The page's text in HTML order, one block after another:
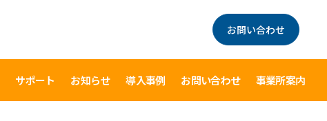
お問い合わせ
サポート お知らせ 導入事例 お問い合わせ 事業所案内